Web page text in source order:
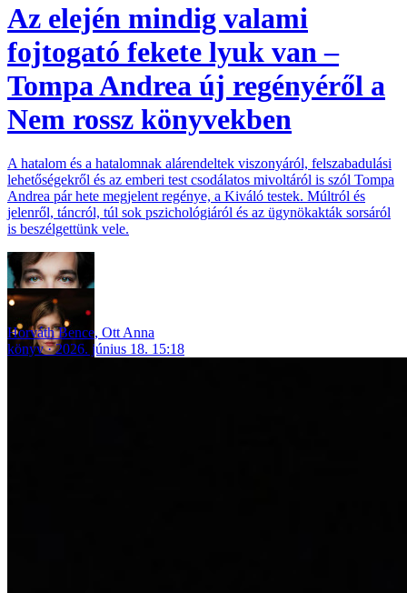
Az elején mindig valami
fojtogató fekete lyuk van –
Tompa Andrea új regényéről a
Nem rossz könyvekben
A hatalom és a hatalomnak alárendeltek viszonyáról, felszabadulási
lehetőségekről és az emberi test csodálatos mivoltáról is szól Tompa
Andrea pár hete megjelent regénye, a Kiváló testek. Múltról és
jelenről, táncról, túl sok pszichológiáról és az ügynökakták sorsáról
is beszélgettünk vele.
Horváth Bence, Ott Anna
könyv
2026. június 18. 15:18